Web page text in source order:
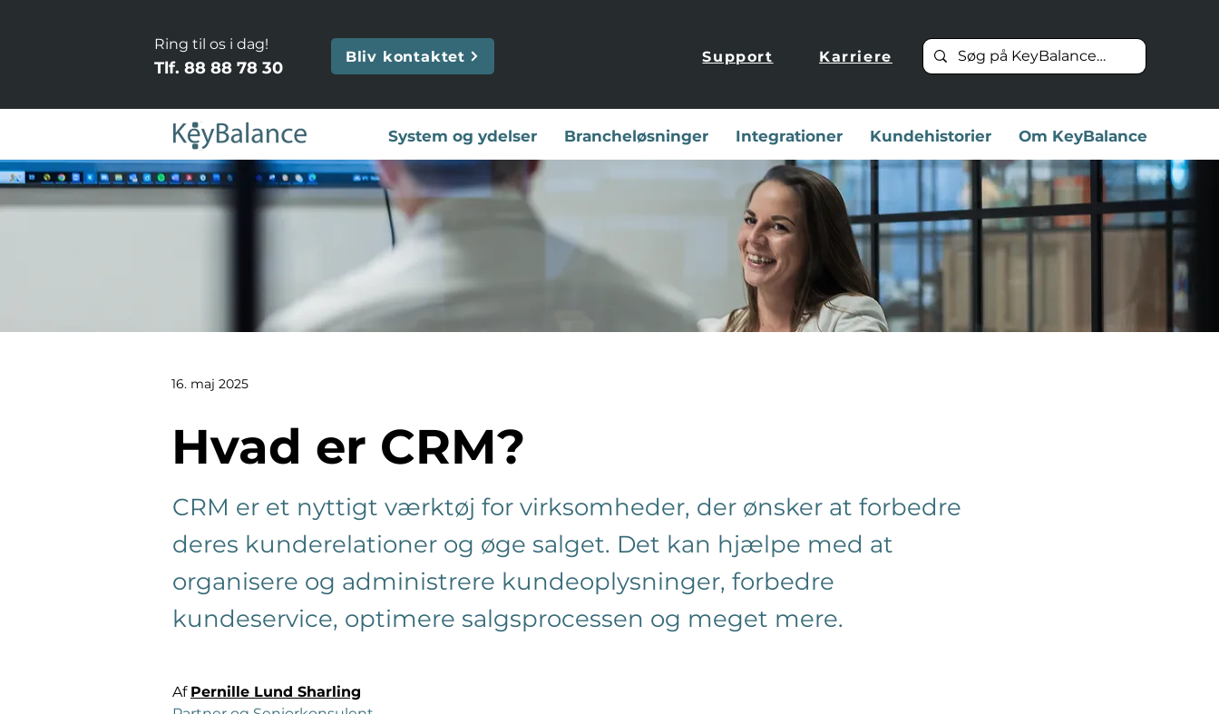
Ring til os i dag!
Tlf. 88 88 78 30
Bliv kontaktet Support Karriere
System og ydelser Brancheløsninger Integrationer Kundehistorier Om KeyBalance
16. maj 2025
Hvad er CRM?
CRM er et nyttigt værktøj for virksomheder, der ønsker at forbedre
deres kunderelationer og øge salget. Det kan hjælpe med at
organisere og administrere kundeoplysninger, forbedre
kundeservice, optimere salgsprocessen og meget mere.
Af Pernille Lund Sharling